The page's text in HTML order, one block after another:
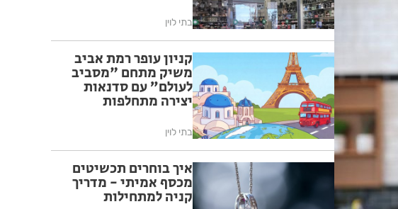
בתי לוין
קניון עופר רמת אביב
משיק מתחם "מסביב
לעולם” עם סדנאות
יצירה מתחלפות
אירופאיות נבחרות לכל
בתי לוין
איך בוחרים תכשיטים
מכסף אמיתי - מדריך
קניה למתחילות